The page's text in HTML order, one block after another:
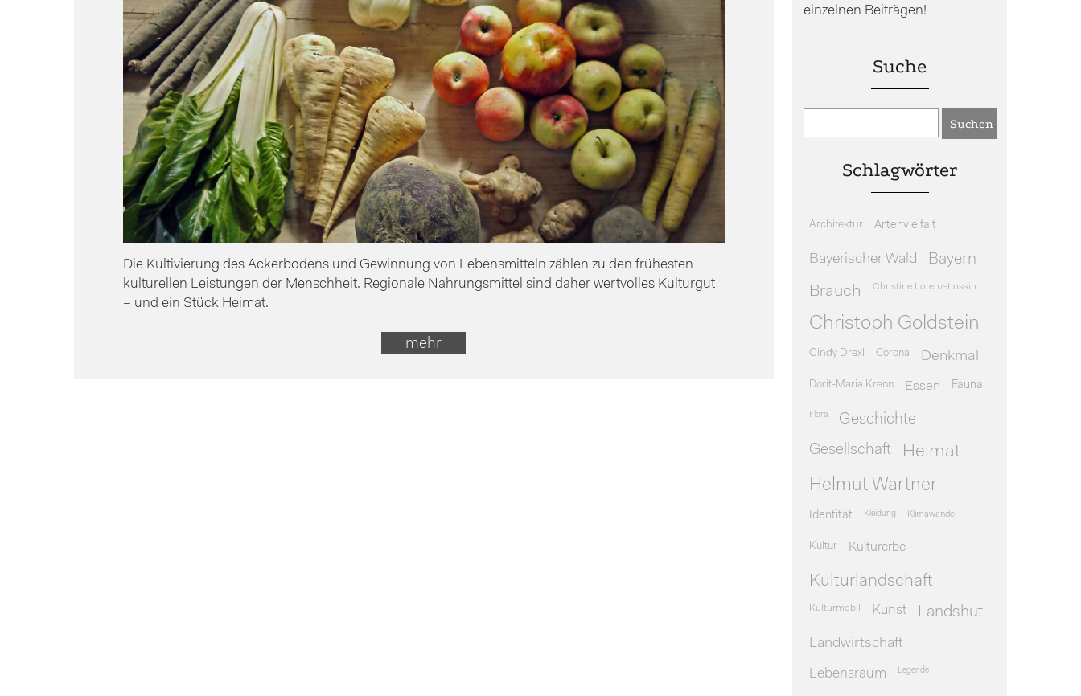
Die Kultivierung des Ackerbodens und Gewinnung von Lebensmitteln zählen zu den frühesten
kulturellen Leistungen der Menschheit. Regionale Nahrungsmittel sind daher wertvolles Kulturgut
– und ein Stück Heimat.
mehr
einzelnen Beiträgen!
Suche
Schlagwörter
Architektur Artenvielfalt
Bayerischer Wald Bayern
Brauch Christine Lorenz-Lossin
Christoph Goldstein
Cindy Drexl Corona Denkmal
Dorit-Maria Krenn Essen Fauna
Flora Geschichte
Gesellschaft
Heimat
Helmut Wartner
Identität Kleidung Klimawandel
Kultur Kulturerbe
Kulturlandschaft
Kulturmobil Kunst Landshut
Landwirtschaft
Lebensraum Legende